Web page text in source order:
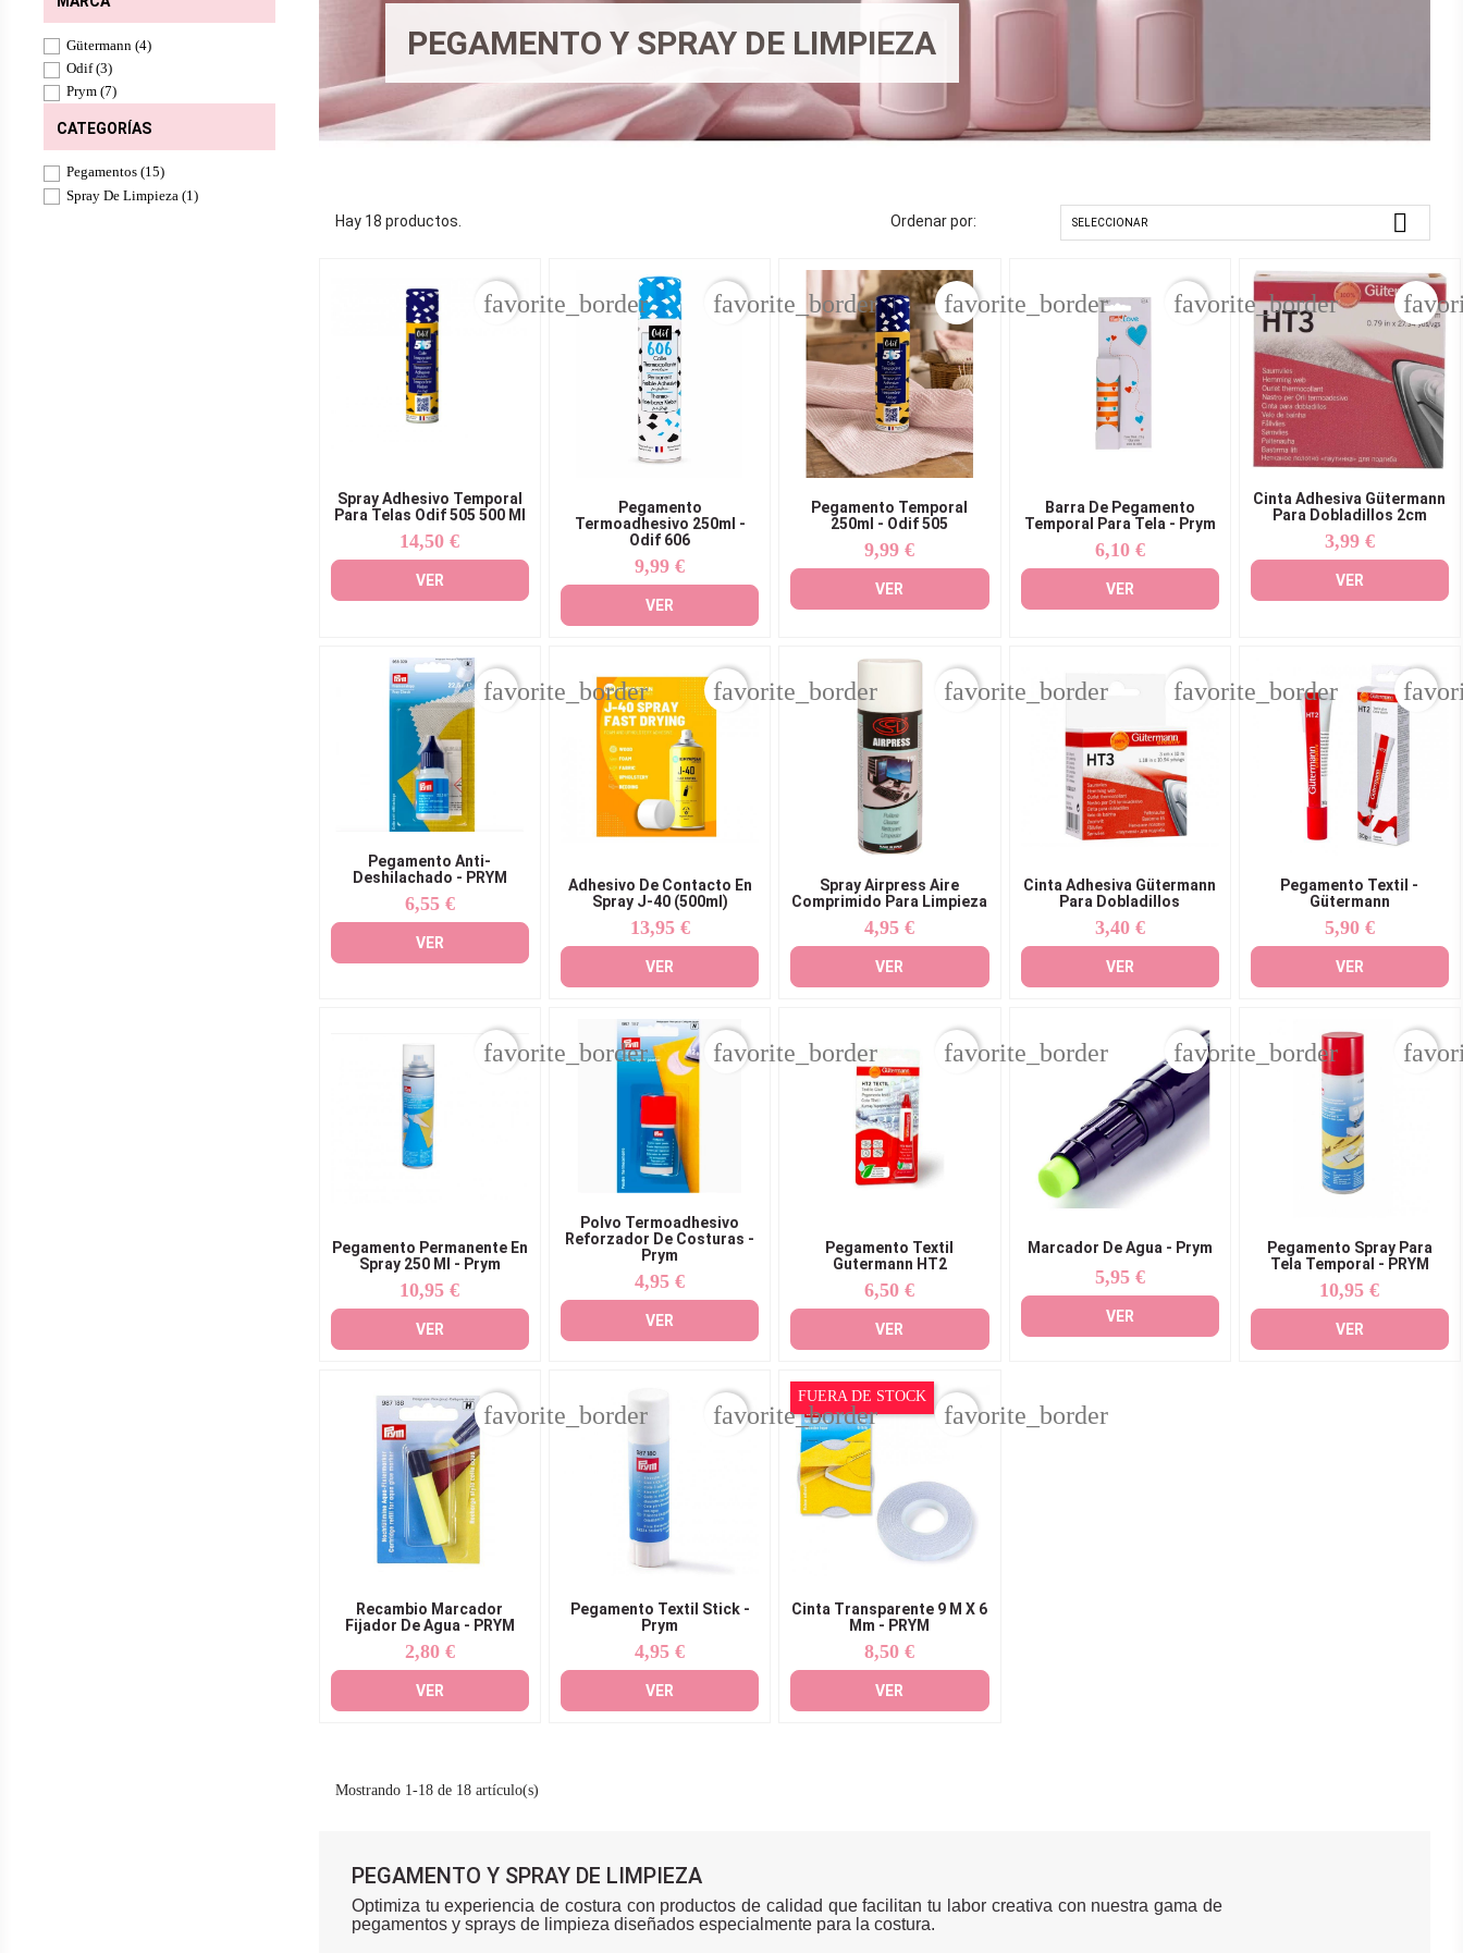
Gütermann (4)
Odif(3)
Prym (7)
CATEGORÍAS
Pegamentos (15)
Spray De Limpieza (1)
PEGAMENTO Y SPRAY DE LIMPIEZA
Hay 18 productos. Ordenar por: SELECCIONAR 
Spray Adhesivo Temporal
Para Telas Odif 505 500 Ml
Precio
14,50 €
VER
favorite_border
Pegamento
Termoadhesivo 250ml -
Odif 606
Precio
9,99 €
VER
favorite_border
Pegamento Temporal
250ml - Odif 505
Precio
9,99 €
VER
favorite_border
Barra De Pegamento
Temporal Para Tela - Prym
Precio
6,10 €
VER
favorite_border
Cinta Adhesiva Gütermann
Para Dobladillos 2cm
Precio
3,99 €
VER
Pegamento Anti-
Deshilachado - PRYM
Precio
6,55 €
VER
favorite_border
Adhesivo De Contacto En
Spray J-40 (500ml)
Precio
13,95 €
VER
favorite_border
Spray Airpress Aire
Comprimido Para Limpieza
Precio
4,95 €
VER
favorite_border
Cinta Adhesiva Gütermann
Para Dobladillos
Precio
3,40 €
VER
favorite_border
Pegamento Textil -
Gütermann
Precio
5,90 €
VER
Pegamento Permanente En
Spray 250 Ml - Prym
Precio
10,95 €
VER
favorite_border
Polvo Termoadhesivo
Reforzador De Costuras -
Prym
Precio
4,95 €
VER
favorite_border
Pegamento Textil
Gutermann HT2
Precio
6,50 €
VER
favorite_border
Marcador De Agua - Prym
Precio
5,95 €
VER
favorite_border
Pegamento Spray Para
Tela Temporal - PRYM
Precio
10,95 €
VER
Recambio Marcador
Fijador De Agua - PRYM
Precio
2,80 €
VER
favorite_border
Pegamento Textil Stick -
Prym
Precio
4,95 €
VER
favorite_border
Cinta Transparente 9 M X 6
Mm - PRYM
Precio
8,50 €
FUERA DE STOCK
VER
favorite_border
Mostrando 1-18 de 18 artículo(s)
PEGAMENTO Y SPRAY DE LIMPIEZA
Optimiza tu experiencia de costura con productos de calidad que facilitan tu labor creativa con nuestra gama de
pegamentos y sprays de limpieza diseñados especialmente para la costura.